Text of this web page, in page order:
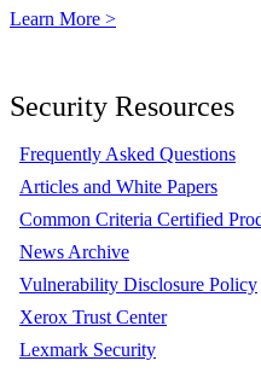
Learn More >
Security Resources
Frequently Asked Questions
Articles and White Papers
Common Criteria Certified
News Archive
Vulnerability Disclosure Policy
Xerox Trust Center
Lexmark Security